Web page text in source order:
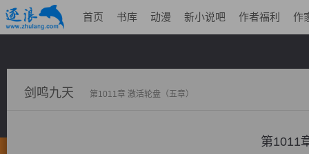
首页 书库 动漫 新小说吧 作者福利 作
剑鸣九天 第1011章 激活轮盘（五章）
第1011